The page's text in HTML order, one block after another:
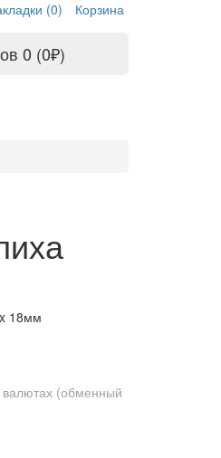
(0) Корзина
0 (0₽)
18мм
(обменный